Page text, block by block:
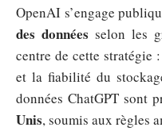
OpenAI s’engage
des données selon les
centre de cette stratégie
et la fiabilité du
données ChatGPT sont
Unis, soumis aux règles